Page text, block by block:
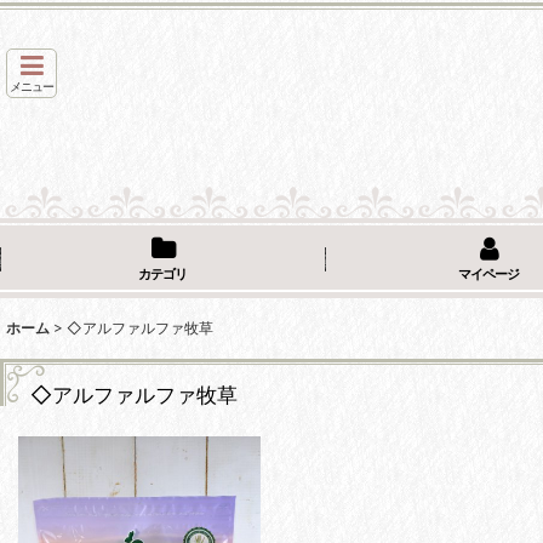
メニュー
カテゴリ マイページ
ホーム > ◇アルファルファ牧草
◇アルファルファ牧草